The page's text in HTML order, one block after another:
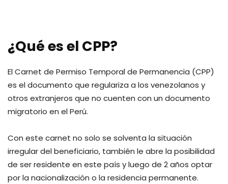
¿Qué es el CPP?
El Carnet de Permiso Temporal de Permanencia (CPP)
es el documento que regulariza a los venezolanos y
otros extranjeros que no cuenten con un documento
migratorio en el Perú.
Con este carnet no solo se solventa la situación
irregular del beneficiario, también le abre la posibilidad
de ser residente en este país y luego de 2 años optar
por la nacionalización o la residencia permanente.